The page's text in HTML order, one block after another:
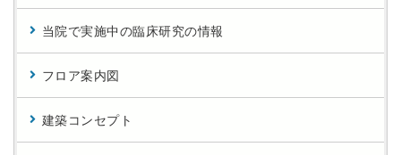
当院で実施中の臨床研究の情報
フロア案内図
建築コンセプト